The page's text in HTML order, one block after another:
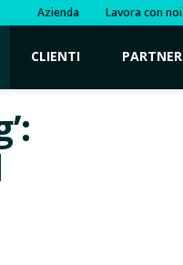
Azienda Lavora con noi
CLIENTI PARTNER